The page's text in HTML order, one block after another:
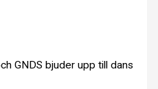
GNDS bjuder upp till dans